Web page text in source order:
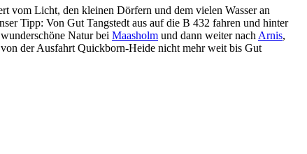
vom Licht, den kleinen Dörfern und dem vielen Wasser an
Tipp: Von Gut Tangstedt aus auf die B 432 fahren und hinter
Natur bei Maasholm und dann weiter nachArnis,
der Ausfahrt Quickborn-Heide nicht mehr weit bis Gut